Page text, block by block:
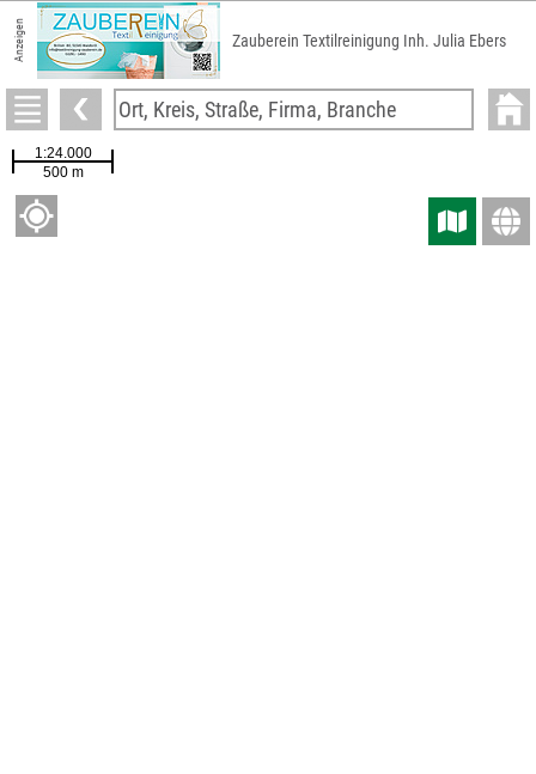
Anzeigen Zauberein Textilreinigung Inh. Julia Ebers